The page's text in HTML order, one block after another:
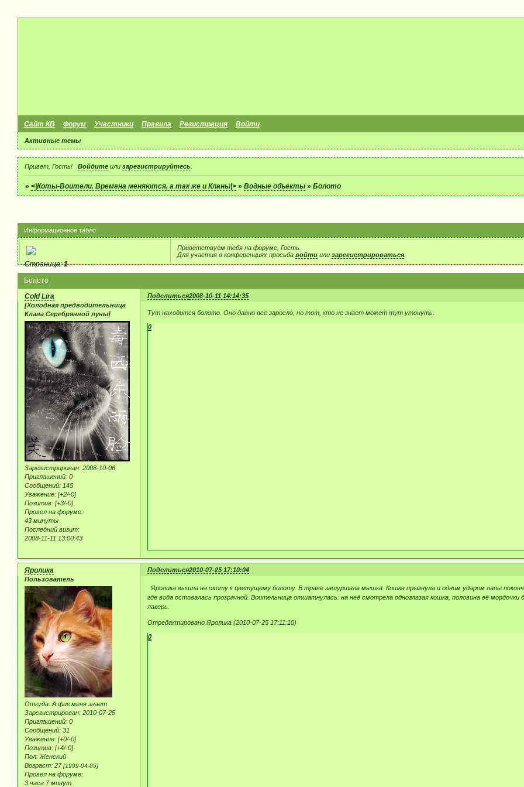
Сайт КВ Форум Участники Правила Регистрация Войти
Активные темы
Привет, Гость! Войдитеили зарегистрируйтесь
»<|Коты-Воители. Времена меняются, а так же и Кланы|> »Водные объекты »Болото
Информационное табло
Приветствуем тебя на форуме, Гость.
Для участия в конференциях просьба войти или зарегистрироваться.
Болото
Страница:1
Поделиться2008-10-11 14:14:35
Cold Lira
[Холодная предводительница
Клана Серебрянной луны]
Зарегистрирован: 2008-10-06
Приглашений: 0
Сообщений: 145
Уважение: [+2/-0]
Позитив: [+3/-0]
Провел на форуме:
43 минуты
Последний визит:
2008-11-11 13:00:43
Тут находится болото. Оно давно все заросло, но тот, кто не знает может тут утонуть.
0
Поделиться2010-07-25 17:10:04
Яролика
Пользователь
Откуда:А фиг меня знает
Зарегистрирован: 2010-07-25
Приглашений: 0
Сообщений: 31
Уважение: [+0/-0]
Позитив: [+4/-0]
Пол:Женский
Возраст: 27[1999-04-05]
Провел на форуме:
3 часа 7 минут
Яролика вышла на охоту к цветущему болоту. В траве зашуршала мышка. Кошка прыгнула и одним ударом лапы
где вода остовалась прозрачной. Воительница отшатнулась: на неё смотрела одноглазая кошка, половина её
лагерь.
Отредактировано Яролика (2010-07-25 17:11:10)
0